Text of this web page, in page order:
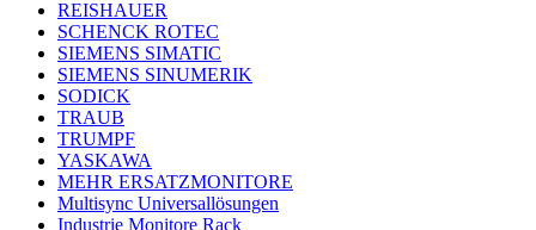
REISHAUER
SCHENCK ROTEC
SIEMENS SIMATIC
SIEMENS SINUMERIK
SODICK
TRAUB
TRUMPF
YASKAWA
MEHR ERSATZMONITORE
Multisync Universallösungen
Industrie Monitore Rack